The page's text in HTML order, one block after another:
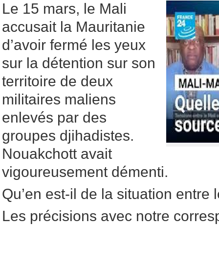
Le 15 mars, le Mali
accusait la Mauritanie
d’avoir fermé les yeux
sur la détention sur son
territoire de deux
militaires maliens
enlevés par des
groupes djihadistes.
Nouakchott avait
vigoureusement démenti.
Qu’en est-il de la situation
Les précisions avec notre